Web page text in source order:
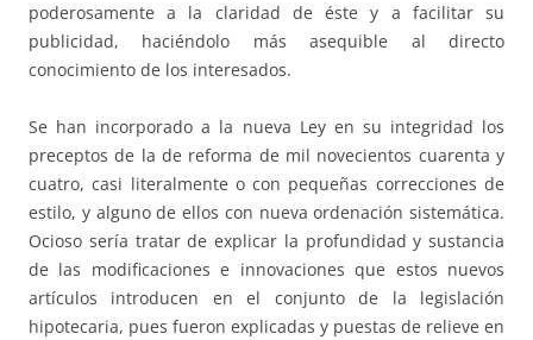
poderosamente a la claridad de éste y a facilitar su
publicidad, haciéndolo más asequible al directo
conocimiento de los interesados.
Se han incorporado a la nueva Ley en su integridad los
preceptos de la de reforma de mil novecientos cuarenta y
cuatro, casi literalmente o con pequeñas correcciones de
estilo, y alguno de ellos con nueva ordenación sistemática.
Ocioso sería tratar de explicar la profundidad y sustancia
de las modificaciones e innovaciones que estos nuevos
artículos introducen en el conjunto de la legislación
hipotecaria, pues fueron explicadas y puestas de relieve en